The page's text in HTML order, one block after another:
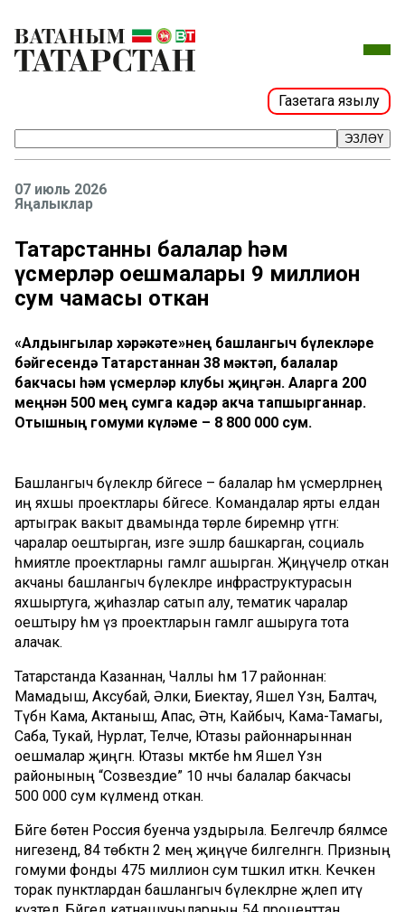
Газетага язылу
ЭЗЛӘҮ
07 июль 2026
Яңалыклар
Татарстанның балалар һәм
үсмерләр оешмалары 9 миллион
сум чамасы откан
«Алдынгылар хәрәкәте»нең башлангыч бүлекләре
бәйгесендә Татарстаннан 38 мәктәп, балалар
бакчасы һәм үсмерләр клубы җиңгән. Аларга 200
меңнән 500 мең сумга кадәр акча тапшырганнар.
Отышның гомуми күләме – 8 800 000 сум.
Башлангыч бүлекләр бәйгесе – балалар һәм үсмерләрнең
иң яхшы проектлары бәйгесе. Командалар ярты елдан
артыграк вакыт дәвамында төрле биремнәр үтәгән:
чаралар оештырган, изге эшләр башкарган, социаль
әһәмиятле проектларны гамәлгә ашырган. Җиңүчеләр откан
акчаны башлангыч бүлекләре инфраструктурасын
яхшыртуга, җиһазлар сатып алу, тематик чаралар
оештыру һәм үз проектларын гамәлгә ашыруга тота
алачак.
Татарстанда Казаннан, Чаллы һәм 17 районнан:
Мамадыш, Аксубай, Әлки, Биектау, Яшел Үзән, Балтач,
Түбән Кама, Актаныш, Апас, Әтнә, Кайбыч, Кама-Тамагы,
Саба, Тукай, Нурлат, Теләче, Ютазы районнарыннан
оешмалар җиңгән. Ютазы мәктәбе һәм Яшел Үзән
районының “Созвездие” 10 нчы балалар бакчасы
500 000 сум күләмендә откан.
Бәйге бөтен Россия буенча уздырыла. Белгечләр бәяләмәсе
нигезендә, 84 төбәктән 2 мең җиңүче билгеләнгән. Призның
гомуми фонды 475 миллион сум тәшкил иткән. Кечкенә
торак пунктлардан башлангыч бүлекләрне җәлеп итү